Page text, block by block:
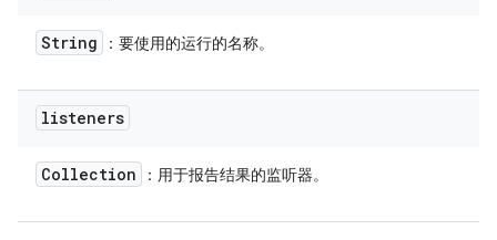
String ：要使用的运行的名称。
listeners
Collection ：用于报告结果的监听器。